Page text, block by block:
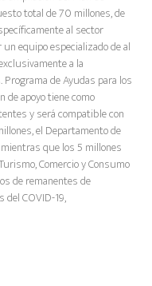
total de 70 millones, de
al sector
equipo especializado de al
a la
de Ayudas para los
de apoyo tiene como
y será compatible con
el Departamento de
que los 5 millones
Comercio y Consumo
de remanentes de
COVID-19,